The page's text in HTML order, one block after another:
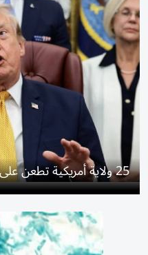
25 ولاية أمريكية تطعن على أحدث رسوم جمركية لترامب